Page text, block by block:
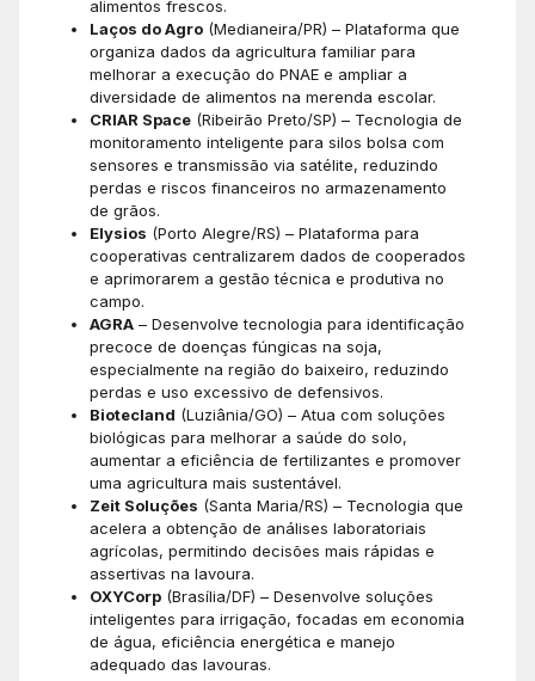
alimentos frescos.
Laços do Agro (Medianeira/PR) – Plataforma que
organiza dados da agricultura familiar para
melhorar a execução do PNAE e ampliar a
diversidade de alimentos na merenda escolar.
CRIAR Space (Ribeirão Preto/SP) – Tecnologia de
monitoramento inteligente para silos bolsa com
sensores e transmissão via satélite, reduzindo
perdas e riscos financeiros no armazenamento
de grãos.
Elysios (Porto Alegre/RS) – Plataforma para
cooperativas centralizarem dados de cooperados
e aprimorarem a gestão técnica e produtiva no
campo.
AGRA – Desenvolve tecnologia para identificação
precoce de doenças fúngicas na soja,
especialmente na região do baixeiro, reduzindo
perdas e uso excessivo de defensivos.
Biotecland (Luziânia/GO) – Atua com soluções
biológicas para melhorar a saúde do solo,
aumentar a eficiência de fertilizantes e promover
uma agricultura mais sustentável.
Zeit Soluções (Santa Maria/RS) – Tecnologia que
acelera a obtenção de análises laboratoriais
agrícolas, permitindo decisões mais rápidas e
assertivas na lavoura.
OXYCorp (Brasília/DF) – Desenvolve soluções
inteligentes para irrigação, focadas em economia
de água, eficiência energética e manejo
adequado das lavouras.